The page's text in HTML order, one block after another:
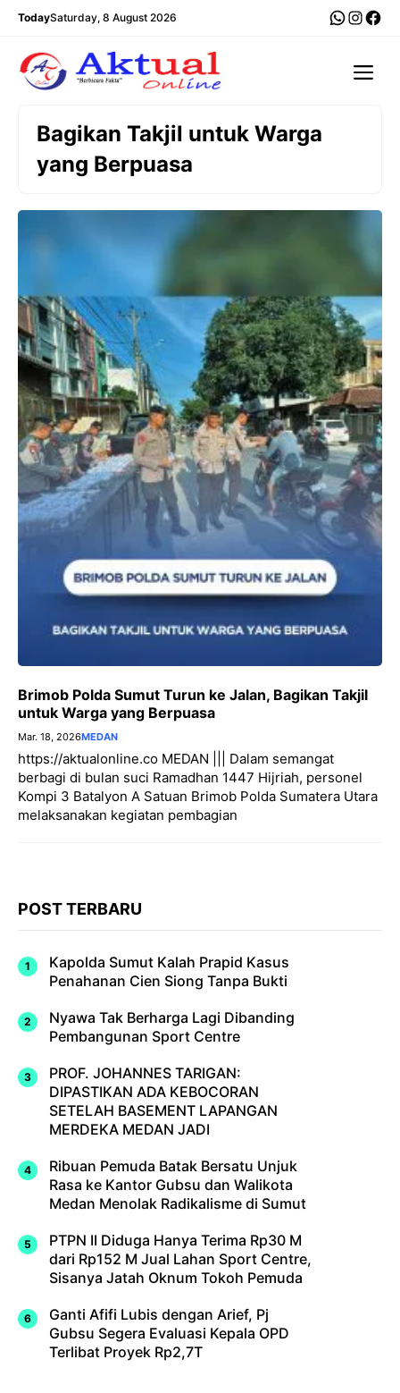
Langsung
TodaySaturday, 8 August 2026
Bagikan Takjil untuk Warga
yang Berpuasa
Brimob Polda Sumut Turun ke Jalan, Bagikan Takjil
untuk Warga yang Berpuasa
Mar. 18, 2026MEDAN
https://aktualonline.co MEDAN ||| Dalam semangat
berbagi di bulan suci Ramadhan 1447 Hijriah, personel
Kompi 3 Batalyon A Satuan Brimob Polda Sumatera Utara
melaksanakan kegiatan pembagian
POST TERBARU
Kapolda Sumut Kalah Prapid Kasus
Penahanan Cien Siong Tanpa Bukti
Nyawa Tak Berharga Lagi Dibanding
Pembangunan Sport Centre
PROF. JOHANNES TARIGAN:
DIPASTIKAN ADA KEBOCORAN
SETELAH BASEMENT LAPANGAN
MERDEKA MEDAN JADI
Ribuan Pemuda Batak Bersatu Unjuk
Rasa ke Kantor Gubsu dan Walikota
Medan Menolak Radikalisme di Sumut
PTPN II Diduga Hanya Terima Rp30 M
dari Rp152 M Jual Lahan Sport Centre,
Sisanya Jatah Oknum Tokoh Pemuda
Ganti Afifi Lubis dengan Arief, Pj
Gubsu Segera Evaluasi Kepala OPD
Terlibat Proyek Rp2,7T